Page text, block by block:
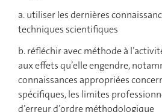
a. utiliser les dernières
techniques scientifiques
b. réfléchir avec méthode à
aux effets qu’elle engendre,
connaissances appropriées
spécifiques, les limites
d’erreur d’ordre méthodologique